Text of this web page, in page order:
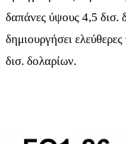
δαπάνες ύψους 4,5 δισ.
δημιουργήσει
δισ. δολαρίων.